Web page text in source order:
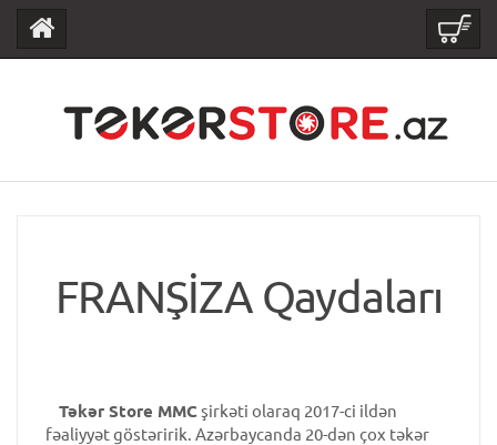
FRANŞİZA Qaydaları
Təkər Store MMCşirkəti olaraq 2017-ci ildən
fəaliyyət göstəririk. Azərbaycanda 20-dən çox təkər